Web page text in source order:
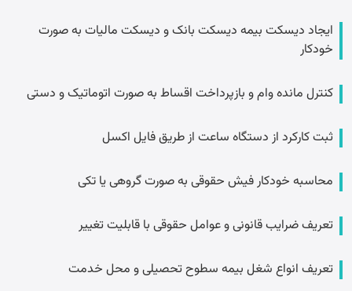
ایجاد دیسکت بیمه دیسکت بانک و دیسکت مالیات به صورت
خودکار
کنترل مانده وام و بازپرداخت اقساط به صورت اتوماتیک و دستی
ثبت کارکرد از دستگاه ساعت از طریق فایل اکسل
محاسبه خودکار فیش حقوقی به صورت گروهی یا تکی
تعریف ضرایب قانونی و عوامل حقوقی با قابلیت تغییر
تعریف انواع شغل بیمه سطوح تحصیلی و محل خدمت